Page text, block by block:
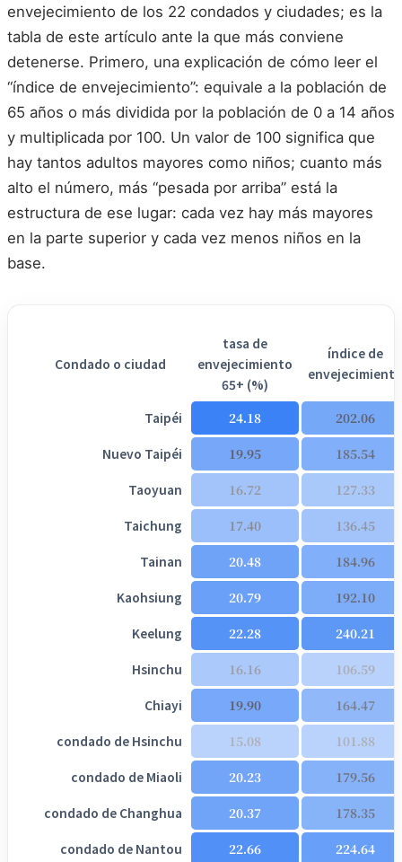
envejecimiento de los 22 condados y ciudades; es la
tabla de este artículo ante la que más conviene
detenerse. Primero, una explicación de cómo leer el
“índice de envejecimiento”: equivale a la población de
65 años o más dividida por la población de 0 a 14 años
y multiplicada por 100. Un valor de 100 significa que
hay tantos adultos mayores como niños; cuanto más
alto el número, más “pesada por arriba” está la
estructura de ese lugar: cada vez hay más mayores
en la parte superior y cada vez menos niños en la
base.
Condado o ciudad
tasa de
envejecimiento
65+ (%)
índice de
envejecimiento
Taipéi 24.18
202.06
Nuevo Taipéi
19.95
185.54
Taoyuan
16.72
127.33
Taichung
17.40
136.45
Tainan
20.48
184.96
Kaohsiung
20.79
192.10
Keelung
22.28
240.21
Hsinchu
16.16
106.59
Chiayi
19.90
164.47
condado de Hsinchu
15.08
101.88
condado de Miaoli
20.23
179.56
condado de Changhua
20.37
178.35
condado de Nantou
22.66
224.64